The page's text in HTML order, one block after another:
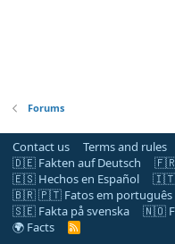
Forums
Contact us Terms and rules
🇩🇪 Fakten auf Deutsch
🇫🇷
🇪🇸 Hechos en Español
🇮🇹
🇧🇷 🇵🇹 Fatos em português
🇸🇪 Fakta på svenska
🇳🇴
🌍 Facts
R